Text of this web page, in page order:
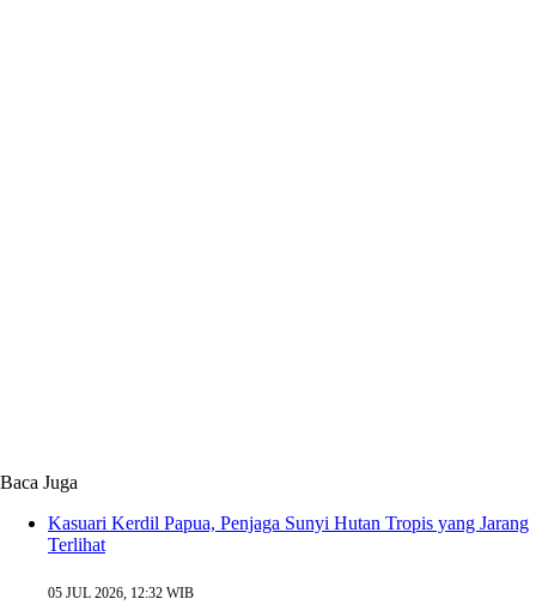
Baca Juga
Kasuari Kerdil Papua, Penjaga Sunyi Hutan Tropis yang Jarang
Terlihat
05 JUL 2026, 12:32 WIB